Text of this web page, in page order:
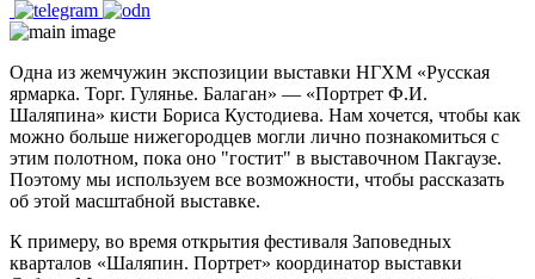
Одна из жемчужин экспозиции выставки НГХМ «Русская
ярмарка. Торг. Гулянье. Балаган» — «Портрет Ф.И.
Шаляпина» кисти Бориса Кустодиева. Нам хочется, чтобы как
можно больше нижегородцев могли лично познакомиться с
этим полотном, пока оно "гостит" в выставочном Пакгаузе.
Поэтому мы используем все возможности, чтобы рассказать
об этой масштабной выставке.
К примеру, во время открытия фестиваля Заповедных
кварталов «Шаляпин. Портрет» координатор выставки